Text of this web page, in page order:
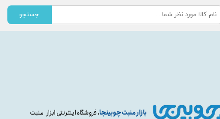
بازار منبت چوبینجا، فروشگاه اینترنتی ابزار منبت
جستجو